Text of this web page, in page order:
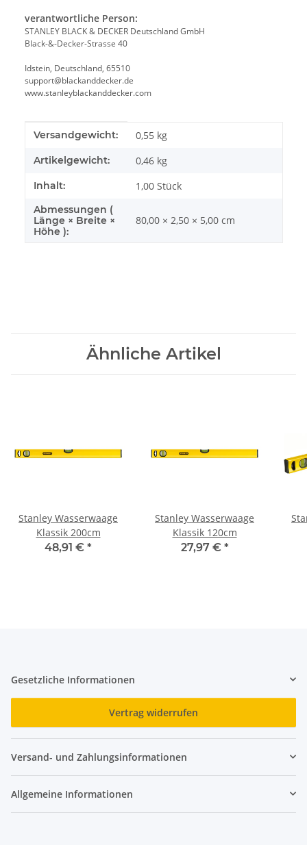
verantwortliche Person:
STANLEY BLACK & DECKER Deutschland GmbH
Black-&-Decker-Strasse 40
Idstein, Deutschland, 65510
support@blackanddecker.de
www.stanleyblackanddecker.com
Produkteigenschaft
Wert
Versandgewicht: 0,55 kg
Artikelgewicht: 0,46 kg
Inhalt: 1,00 Stück
Abmessungen (
Länge × Breite ×
Höhe ):
80,00 × 2,50 × 5,00 cm
Ähnliche Artikel
Stanley Wasserwaage
Klassik 200cm
48,91 € *
Stanley Wasserwaage
Klassik 120cm
27,97 € *
Gesetzliche Informationen
Vertrag widerrufen
Versand- und Zahlungsinformationen
Allgemeine Informationen